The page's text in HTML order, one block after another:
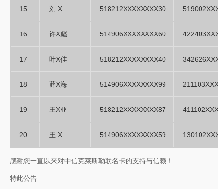
15 刘 X 518212XXXXXXXX30
16 许X彪 514906XXXXXXXX60
17 叶X佳 518212XXXXXXXX40
18 薛X海 514906XXXXXXXX99
19 王X亚 518212XXXXXXXX87
20 王 X 514906XXXXXXXX59
感谢您一直以来对中信克莱斯勒联名卡的支持与信赖！
特此公告